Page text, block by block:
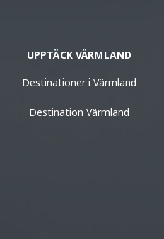
UPPTÄCK VÄRMLAND
Destinationer i Värmland
Destination Värmland